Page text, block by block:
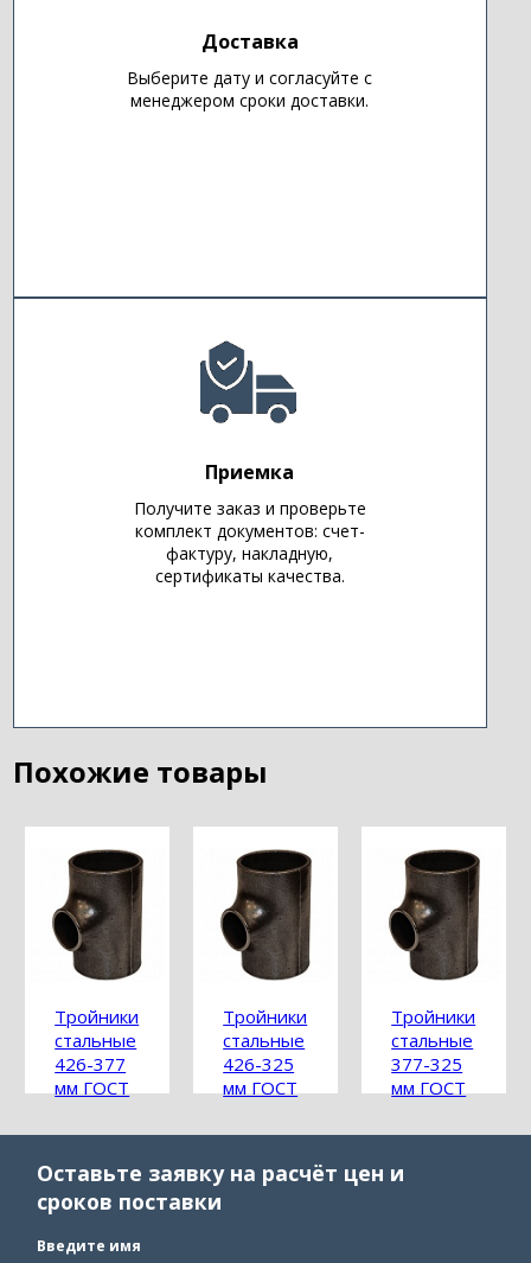
Доставка
Выберите дату и согласуйте с
менеджером сроки доставки.
Приемка
Получите заказ и проверьте
комплект документов: счет-
фактуру, накладную,
сертификаты качества.
Похожие товары
Тройники
стальные
426-377
мм ГОСТ
2001
Тройники
стальные
426-325
мм ГОСТ
2001
Тройники
стальные
377-325
мм ГОСТ
2001
Оставьте заявку на расчёт цен и
сроков поставки
Введите имя